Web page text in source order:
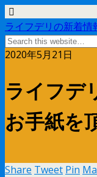
ライフデリの新着情
2020年5月21日
ライフデ
お手紙を
Share Tweet Pin